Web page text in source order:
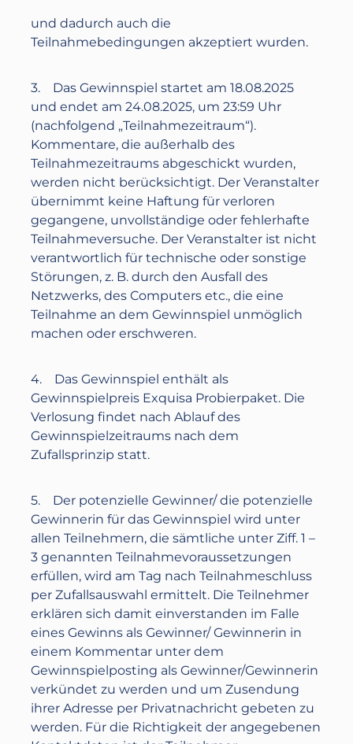
und dadurch auch die
Teilnahmebedingungen akzeptiert wurden.
3. Das Gewinnspiel startet am18.08.2025
und endet am 24.08.2025, ‪um23:59 Uhr
(nachfolgend „Teilnahmezeitraum“).
Kommentare, die außerhalb des
Teilnahmezeitraums abgeschickt wurden,
werden nicht berücksichtigt. Der Veranstalter
übernimmt keine Haftung für verloren
gegangene, unvollständige oder fehlerhafte
Teilnahmeversuche. Der Veranstalter ist nicht
verantwortlich für technische oder sonstige
Störungen, z. B. durch den Ausfall des
Netzwerks, des Computers etc., die eine
Teilnahme an dem Gewinnspiel unmöglich
machen oder erschweren.
4. Das Gewinnspiel enthält als
Gewinnspielpreis Exquisa Probierpaket. Die
Verlosung findet nach Ablauf des
Gewinnspielzeitraums nach dem
Zufallsprinzip statt.
5. Der potenzielle Gewinner/ die potenzielle
Gewinnerin für das Gewinnspiel wird unter
allen Teilnehmern, die sämtliche unter Ziff. 1 –
3 genannten Teilnahmevoraussetzungen
erfüllen, wird am Tag nach Teilnahmeschluss
per Zufallsauswahl ermittelt. Die Teilnehmer
erklären sich damit einverstanden im Falle
eines Gewinns als Gewinner/ Gewinnerin in
einem Kommentar unter dem
Gewinnspielposting als Gewinner/Gewinnerin
verkündet zu werden und um Zusendung
ihrer Adresse per Privatnachricht gebeten zu
werden. Für die Richtigkeit der angegebenen